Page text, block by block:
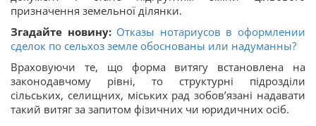
призначення земельної ділянки.
Згадайте новину: Отказы нотариусов в оформлении
сделок по сельхоз земле обоснованы или надуманны?
Враховуючи те, що форма витягу встановлена на
законодавчому рівні, то структурні підрозділи
сільських, селищних, міських рад зобов’язані надавати
такий витяг за запитом фізичних чи юридичних осіб.